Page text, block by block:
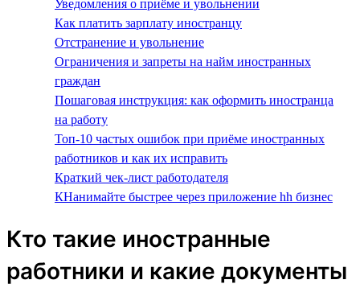
Уведомления о приёме и увольнении
Как платить зарплату иностранцу
Отстранение и увольнение
Ограничения и запреты на найм иностранных
граждан
Пошаговая инструкция: как оформить иностранца
на работу
Топ-10 частых ошибок при приёме иностранных
работников и как их исправить
Краткий чек-лист работодателя
КНанимайте быстрее через приложение hh бизнес
Кто такие иностранные
работники и какие документы